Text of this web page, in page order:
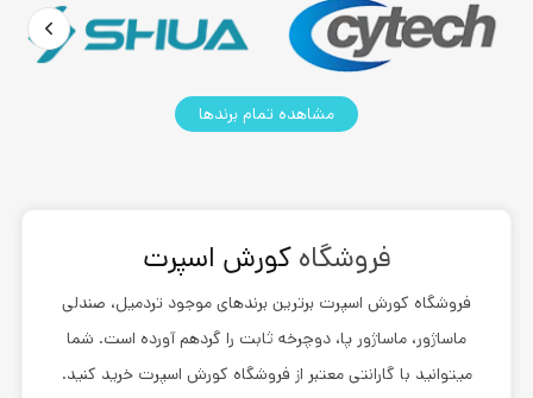
مشاهده تمام برندها
فروشگاه کورش اسپرت
فروشگاه کورش اسپرت برترین برندهای موجود تردمیل، صندلی
ماساژور، ماساژور پا، دوچرخه ثابت را گردهم آورده است. شما
میتوانید با گارانتی معتبر از فروشگاه کورش اسپرت خرید کنید.